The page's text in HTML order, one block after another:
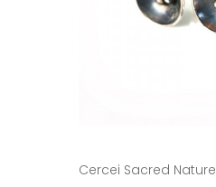
Cercei Sacred Nature